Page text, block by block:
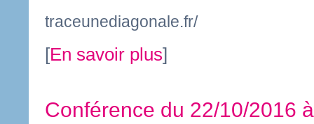
traceunediagonale.fr/
[En savoir plus]
Conférence du 22/10/2016